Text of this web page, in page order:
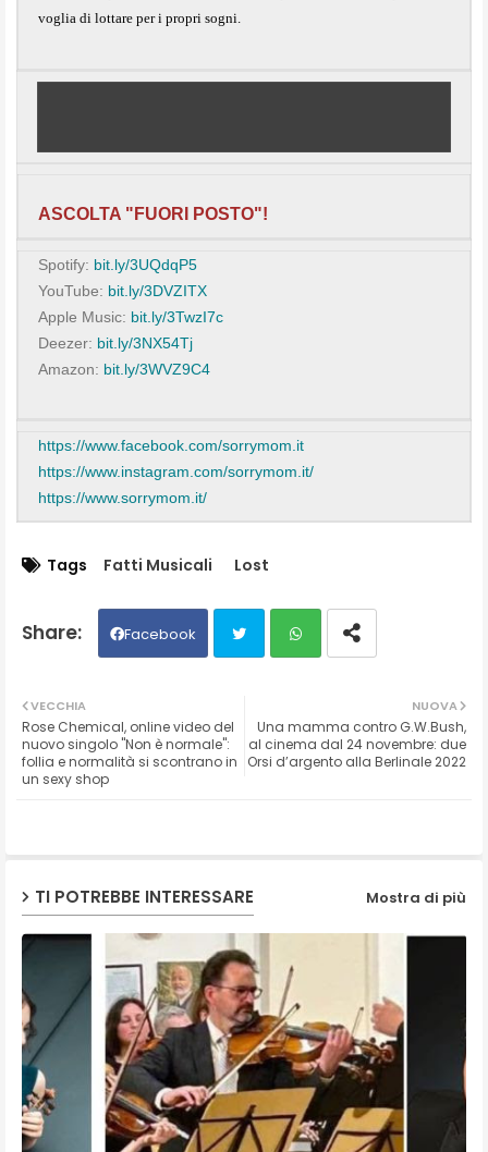
voglia di lottare per i propri sogni.
ASCOLTA "FUORI POSTO"!
Spotify: bit.ly/3UQdqP5
YouTube: bit.ly/3DVZITX
Apple Music: bit.ly/3TwzI7c
Deezer: bit.ly/3NX54Tj
Amazon: bit.ly/3WVZ9C4
https://www.facebook.com/sorrymom.it
https://www.instagram.com/sorrymom.it/
https://www.sorrymom.it/
Tags Fatti Musicali Lost
Facebook
ter ats
NUOVA
Una mamma contro G.W.Bush,
al cinema dal 24 novembre: due
Orsi d’argento alla Berlinale 2022
VECCHIA
Rose Chemical, online video del
nuovo singolo "Non è normale":
follia e normalità si scontrano in
un sexy shop
TI POTREBBE INTERESSARE Mostra di più